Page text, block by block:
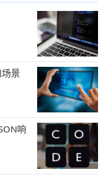
景
响